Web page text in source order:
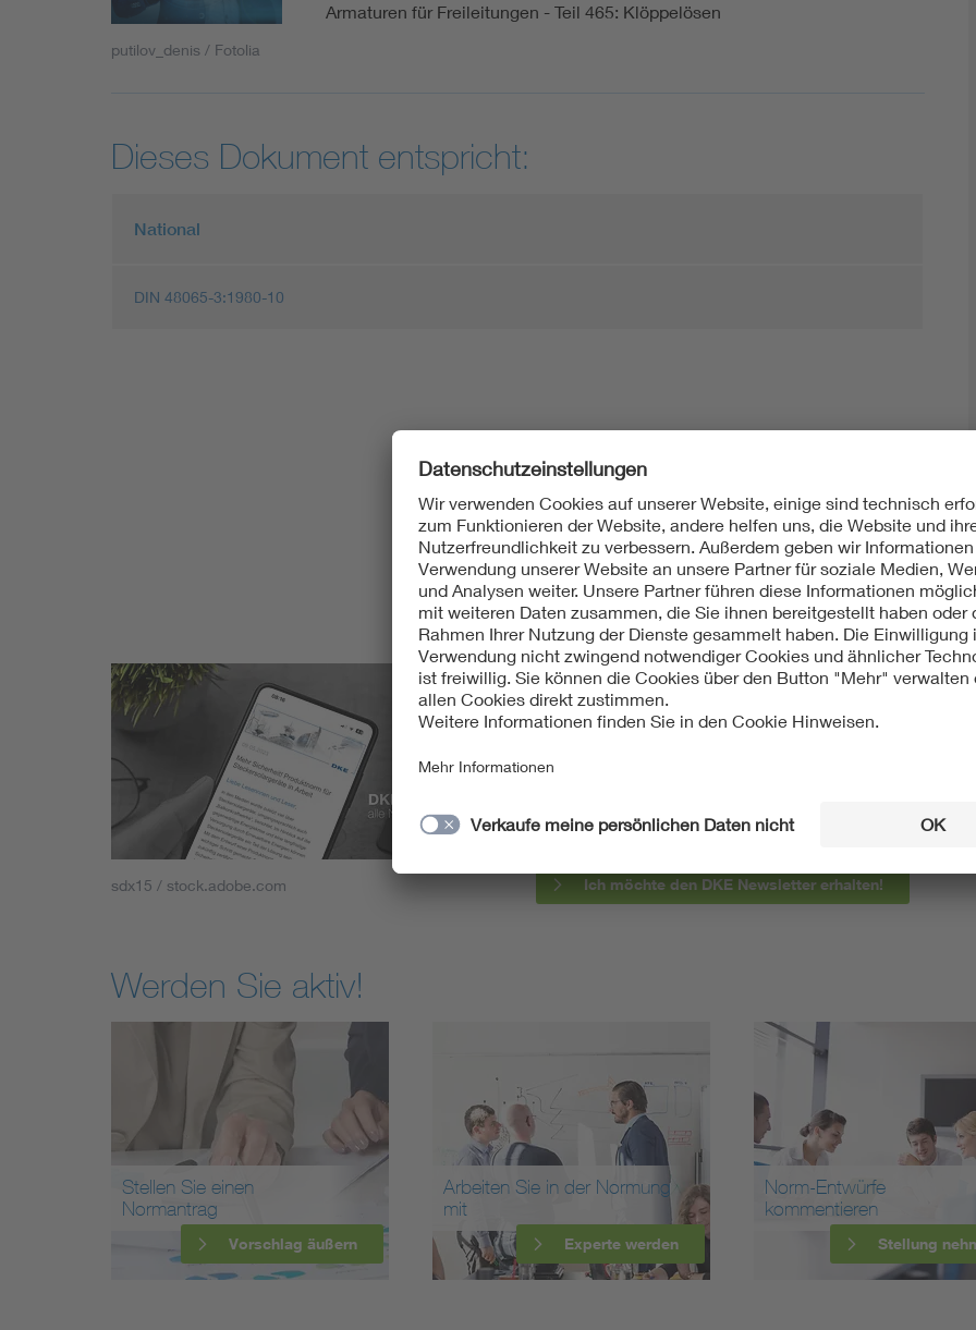
putilov_denis / Fotolia
Armaturen für Freileitungen - Teil 465: Klöppelösen
Dieses Dokument entspricht:
National
DIN 48065-3:1980-10
sdx15 / stock.adobe.com
Mit unserem DKE Newsletter sind Sie immer top
fassen wir die wichtigsten Entwicklungen in der
berichten wir über aktuelle Arbeitsergebnisse,
informieren wir Sie bereits frühzeitig über zukünftige
Ich möchte den DKE Newsletter erhalten!
Werden Sie aktiv!
Stellen Sie einen
Normantrag
Vorschlag äußern
Arbeiten Sie in der Normung
mit
Experte werden
Norm-Entwürfe
kommentieren
Stellung